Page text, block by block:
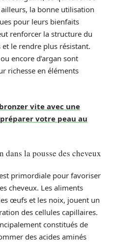
la bonne utilisation
pour leurs bienfaits
renforcer la structure du
le rendre plus résistant.
encore d’argan sont
richesse en éléments
vite avec une
votre peau au
la pousse des cheveux
primordiale pour favoriser
cheveux. Les aliments
œufs et les noix, jouent un
des cellules capillaires.
constitués de
des acides aminés